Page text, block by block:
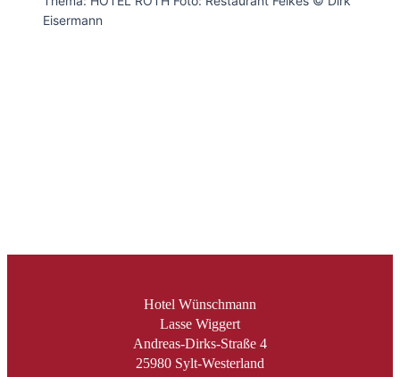
Eisermann
Hotel Wünschmann
Lasse Wiggert
Andreas-Dirks-Straße 4
25980 Sylt-Westerland